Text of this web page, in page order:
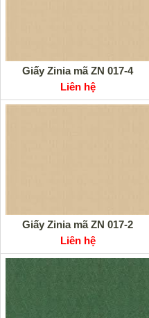
Giấy Zinia mã ZN 017-4
Liên hệ
Giấy Zinia mã ZN 017-2
Liên hệ